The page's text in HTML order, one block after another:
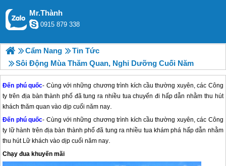
Mr.Thành
0915 879 338
Cẩm Nang
Tin Tức
Sôi Động Mùa Thăm Quan, Nghỉ Dưỡng Cuối Năm
Đến phú quốc- Cùng với những chương trình kích cầu thường xuyên, các Công
ty trên địa bàn thành phố đã tung ra nhiều tua chuyến đi hấp dẫn nhằm thu hút
khách thăm quan vào dịp cuối năm nay.
Đến phú quốc- Cùng với những chương trình kích cầu thường xuyên, các Công
ty lữ hành trên địa bàn thành phố đã tung ra nhiều tua khám phá hấp dẫn nhằm
thu hút Lữ khách vào dịp cuối năm nay.
Chạy đua khuyến mãi